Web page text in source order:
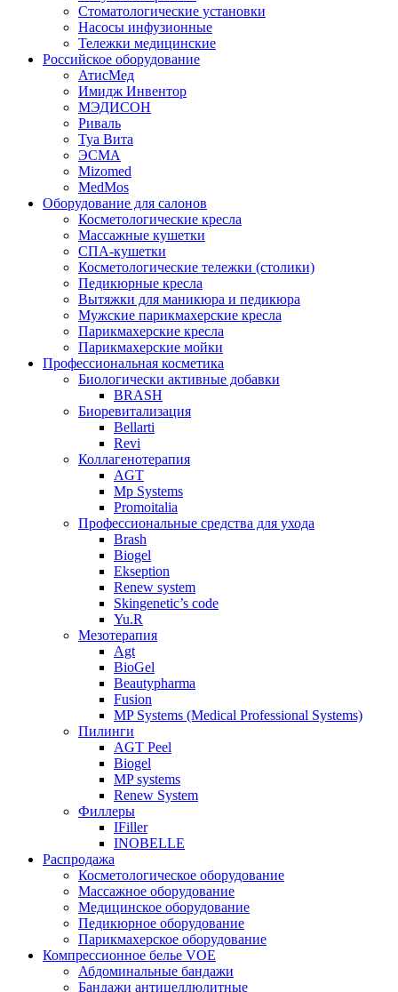
Стоматологические установки
Насосы инфузионные
Тележки медицинские
Российское оборудование
АтисМед
Имидж Инвентор
МЭДИСОН
Риваль
Туа Вита
ЭСМА
Mizomed
MedMos
Оборудование для салонов
Косметологические кресла
Массажные кушетки
СПА-кушетки
Косметологические тележки (столики)
Педикюрные кресла
Вытяжки для маникюра и педикюра
Мужские парикмахерские кресла
Парикмахерские кресла
Парикмахерские мойки
Профессиональная косметика
Биологически активные добавки
BRASH
Биоревитализация
Bellarti
Revi
Коллагенотерапия
AGT
Mp Systems
Promoitalia
Профессиональные средства для ухода
Brash
Biogel
Ekseption
Renew system
Skingenetic’s code
Yu.R
Мезотерапия
Agt
BioGel
Beautypharma
Fusion
MP Systems (Medical Professional Systems)
Пилинги
AGT Peel
Biogel
MP systems
Renew System
Филлеры
IFiller
INOBELLE
Распродажа
Косметологическое оборудование
Массажное оборудование
Медицинское оборудование
Педикюрное оборудование
Парикмахерское оборудование
Компрессионное белье VOE
Абдоминальные бандажи
Бандажи антицеллюлитные